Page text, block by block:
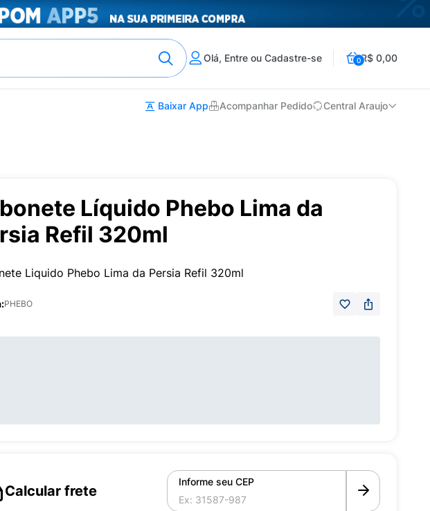
Olá, Entre ou Cadastre-se 0R$ 0,00
Baixar App Acompanhar Pedido Central Araujo
Líquido Phebo Lima da
Refil 320ml
Liquido Phebo Lima da Persia Refil 320ml
PHEBO
Calcular frete
Informe seu CEP